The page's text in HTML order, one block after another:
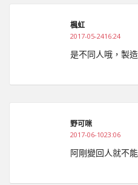
楓虹
2017-05-2416:24
是不同人哦，製
野可咪
2017-06-1023:06
阿剛變回人就不